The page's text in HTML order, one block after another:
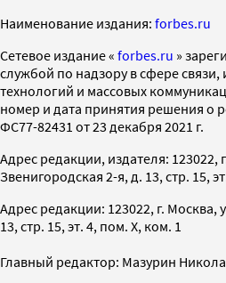
Наименование издания: forbes.ru
Cетевое издание « forbes.ru »
службой по надзору в сфере
технологий и массовых
номер и дата принятия решения о
ФС77-82431 от 23 декабря 2021 г.
Адрес редакции, издателя: 123022,
Звенигородская 2-я, д. 13, стр. 15,
Адрес редакции: 123022, г. Москва,
13, стр. 15, эт. 4, пом. X, ком. 1
Главный редактор: Мазурин